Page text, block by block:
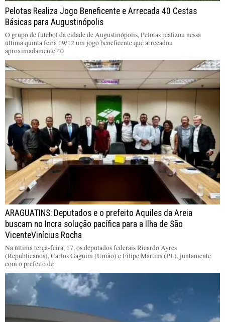
Pelotas Realiza Jogo Beneficente e Arrecada 40 Cestas
Básicas para Augustinópolis
O grupo de futebol da cidade de Augustinópolis, Pelotas realizou nessa
última quinta feira 19/12 um jogo beneficente que arrecadou
aproximadamente 40
ARAGUATINS: Deputados e o prefeito Aquiles da Areia
buscam no Incra solução pacífica para a Ilha de São
VicenteVinícius Rocha
Na última terça-feira, 17, os deputados federais Ricardo Ayres
(Republicanos), Carlos Gaguim (União) e Filipe Martins (PL), juntamente
com o prefeito de